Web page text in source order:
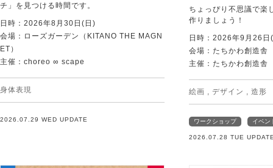
チ」を見つける時間です。
日時：2026年8月30日(日)
会場：ローズガーデン（KITANO THE MAGN
ET）
主催：choreo ∞ scape
身体表現
2026.07.29 WED UPDATE
ちょっぴり不思議で楽
作りましょう！
日時：2026年9月26日
会場：たちかわ創造舎
主催：たちかわ創造舎
絵画 デザイン 造形
ワークショップ イベン
2026.07.28 TUE